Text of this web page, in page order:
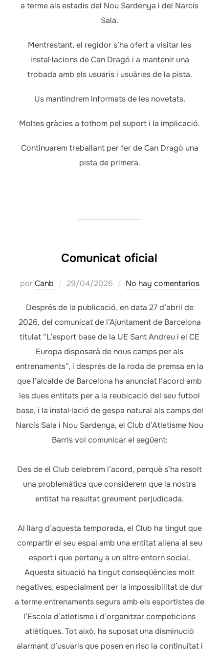
a terme als estadis del Nou Sardenya i del Narcís
Sala.
Mentrestant, el regidor s’ha ofert a visitar les
instal·lacions de Can Dragó i a mantenir una
trobada amb els usuaris i usuàries de la pista.
Us mantindrem informats de les novetats.
Moltes gràcies a tothom pel suport i la implicació.
Continuarem treballant per fer de Can Dragó una
pista de primera.
Comunicat oficial
porCanb
Publicado
29/04/2026 No hay comentarios
Després de la publicació, en data 27 d’abril de
2026, del comunicat de l’Ajuntament de Barcelona
titulat “L’esport base de la UE Sant Andreu i el CE
Europa disposarà de nous camps per als
entrenaments”, i després de la roda de premsa en la
que l’alcalde de Barcelona ha anunciat l’acord amb
les dues entitats per a la reubicació del seu futbol
base, i la instal·lació de gespa natural als camps del
Narcís Sala i Nou Sardenya, el Club d’Atletisme Nou
Barris vol comunicar el següent:
Des de el Club celebrem l’acord, perquè s’ha resolt
una problemàtica que considerem que la nostra
entitat ha resultat greument perjudicada.
Al llarg d’aquesta temporada, el Club ha tingut que
compartir el seu espai amb una entitat aliena al seu
esport i que pertany a un altre entorn social.
Aquesta situació ha tingut conseqüències molt
negatives, especialment per la impossibilitat de dur
a terme entrenaments segurs amb els esportistes de
l’Escola d’atletisme i d’organitzar competicions
atlètiques. Tot això, ha suposat una disminució
alarmant d’usuaris que posen en risc la continuïtat i